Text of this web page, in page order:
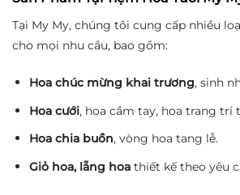
Tại My My, chúng tôi cung cấp nhiều
cho mọi nhu cầu, bao gồm:
Hoa chúc mừng khai trương, sinh
Hoa cưới, hoa cầm tay, hoa trang trí
Hoa chia buồn, vòng hoa tang lễ.
Giỏ hoa, lẵng hoathiết kế theo yêu